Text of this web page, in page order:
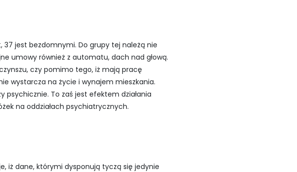
37 jest bezdomnymi. Do grupy tej należą nie
umowy również z automatu, dach nad głową.
czy pomimo tego, iż mają pracę
wystarcza na życie i wynajem mieszkania.
psychicznie. To zaś jest efektem działania
na oddziałach psychiatrycznych.
iż dane, którymi dysponują tyczą się jedynie